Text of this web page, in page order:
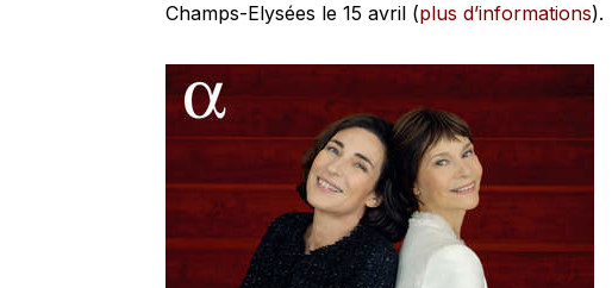
Champs-Elysées le 15 avril (plus d’informations).